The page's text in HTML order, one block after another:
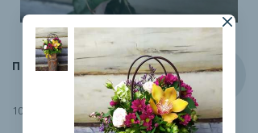
ПИЧ-АВАЛАНЖ
100 руб.